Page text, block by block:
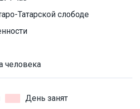
Татарской слободе
человека
День занят